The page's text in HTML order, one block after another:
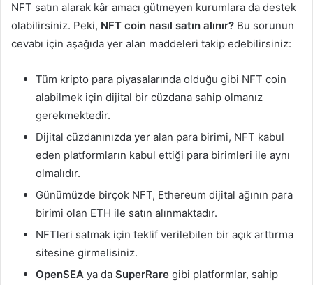
NFT satın alarak kâr amacı gütmeyen kurumlara da destek
olabilirsiniz. Peki, NFT coin nasıl satın alınır? Bu sorunun
cevabı için aşağıda yer alan maddeleri takip edebilirsiniz:
Tüm kripto para piyasalarında olduğu gibi NFT coin
alabilmek için dijital bir cüzdana sahip olmanız
gerekmektedir.
Dijital cüzdanınızda yer alan para birimi, NFT kabul
eden platformların kabul ettiği para birimleri ile aynı
olmalıdır.
Günümüzde birçok NFT, Ethereum dijital ağının para
birimi olan ETH ile satın alınmaktadır.
NFTleri satmak için teklif verilebilen bir açık arttırma
sitesine girmelisiniz.
OpenSEA ya da SuperRare gibi platformlar, sahip